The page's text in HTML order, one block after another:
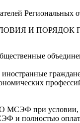
И ПОРЯДОК
МСЭФ при
и полностью